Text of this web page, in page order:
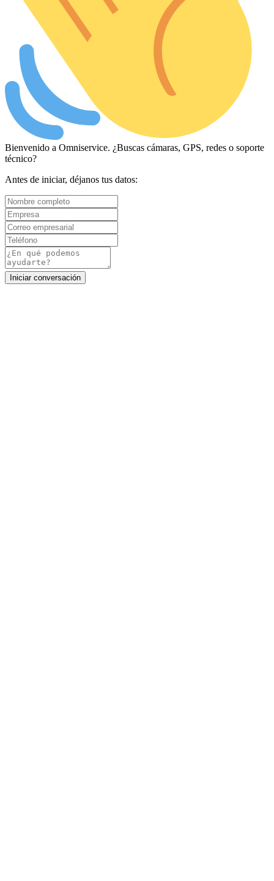
Bienvenido a Omniservice. ¿Buscas cámaras, GPS, redes o soporte
técnico?
Antes de iniciar, déjanos tus datos:
Iniciar conversación